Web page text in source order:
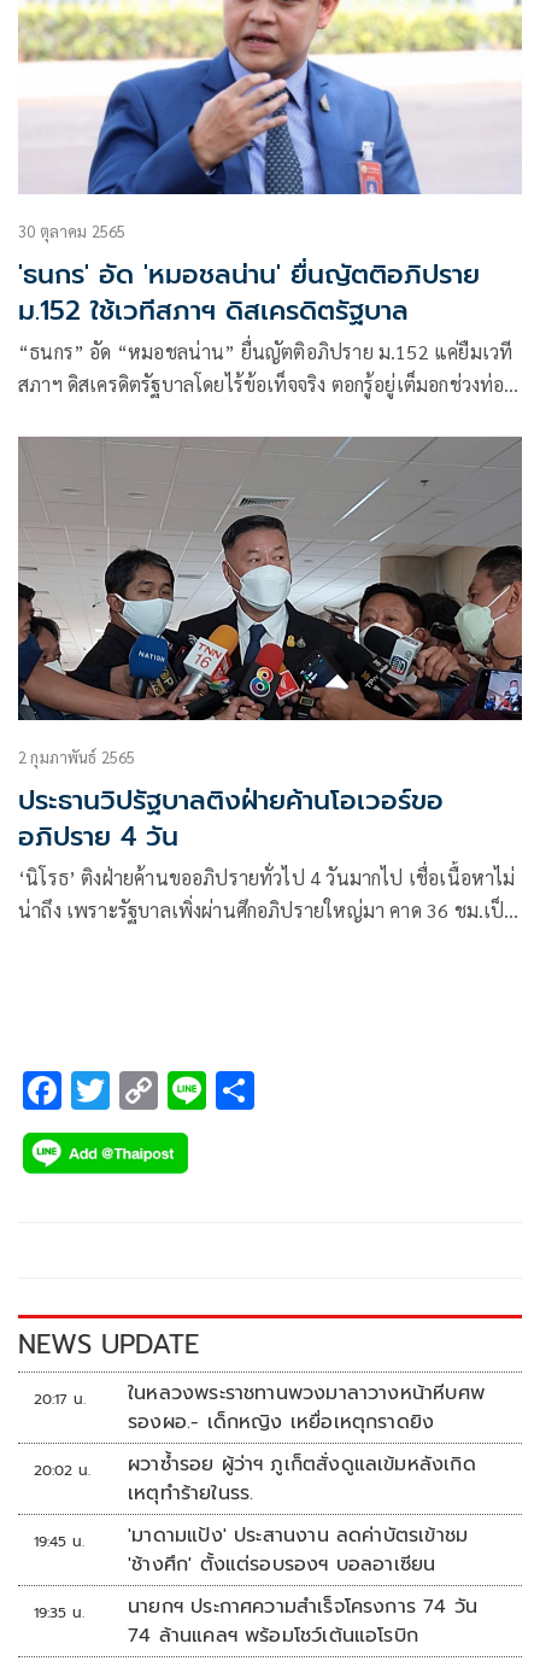
30 ตุลาคม 2565
'ธนกร' อัด 'หมอชลน่าน' ยื่นญัตติอภิปราย
ม.152 ใช้เวทีสภาฯ ดิสเครดิตรัฐบาล
“ธนกร” อัด “หมอชลน่าน” ยื่นญัตติอภิปราย ม.152 แค่ยืมเวที
สภาฯ ดิสเครดิตรัฐบาลโดยไร้ข้อเท็จจริง ตอกรู้อยู่เต็มอกช่วงท่อง
บางช่วงบางตอนไปเผยแพร่ผ่านโซเชียลสร้างคะแนนนิยมให้ตัว
เอง วอนมือไม่พายอย่าเอาเท้าราน้ำ
2 กุมภาพันธ์ 2565
ประธานวิปรัฐบาลติงฝ่ายค้านโอเวอร์ขอ
อภิปราย 4 วัน
‘นิโรธ’ ติงฝ่ายค้านขออภิปรายทั่วไป 4 วันมากไป เชื่อเนื้อหาไม่
น่าถึง เพราะรัฐบาลเพิ่งผ่านศึกอภิปรายใหญ่มา คาด 36 ชม.เป็น
F
ac
e
k
T
wi
tt
C
o
p
k
Li
NEWS UPDATE
20:17 น.
ในหลวงพระราชทานพวงมาลาวางหน้าหีบศพ
รองผอ.- เด็กหญิง เหยื่อเหตุกราดยิง
20:02 น.
ผวาซ้ำรอย ผู้ว่าฯ ภูเก็ตสั่งดูแลเข้มหลังเกิด
เหตุทำร้ายในรร.
19:45 น.
'มาดามแป้ง' ประสานงาน ลดค่าบัตรเข้าชม
'ช้างศึก' ตั้งแต่รอบรองฯ บอลอาเซียน
19:35 น.
นายกฯ ประกาศความสำเร็จโครงการ 74 วัน
74 ล้านแคลฯ พร้อมโชว์เต้นแอโรบิก